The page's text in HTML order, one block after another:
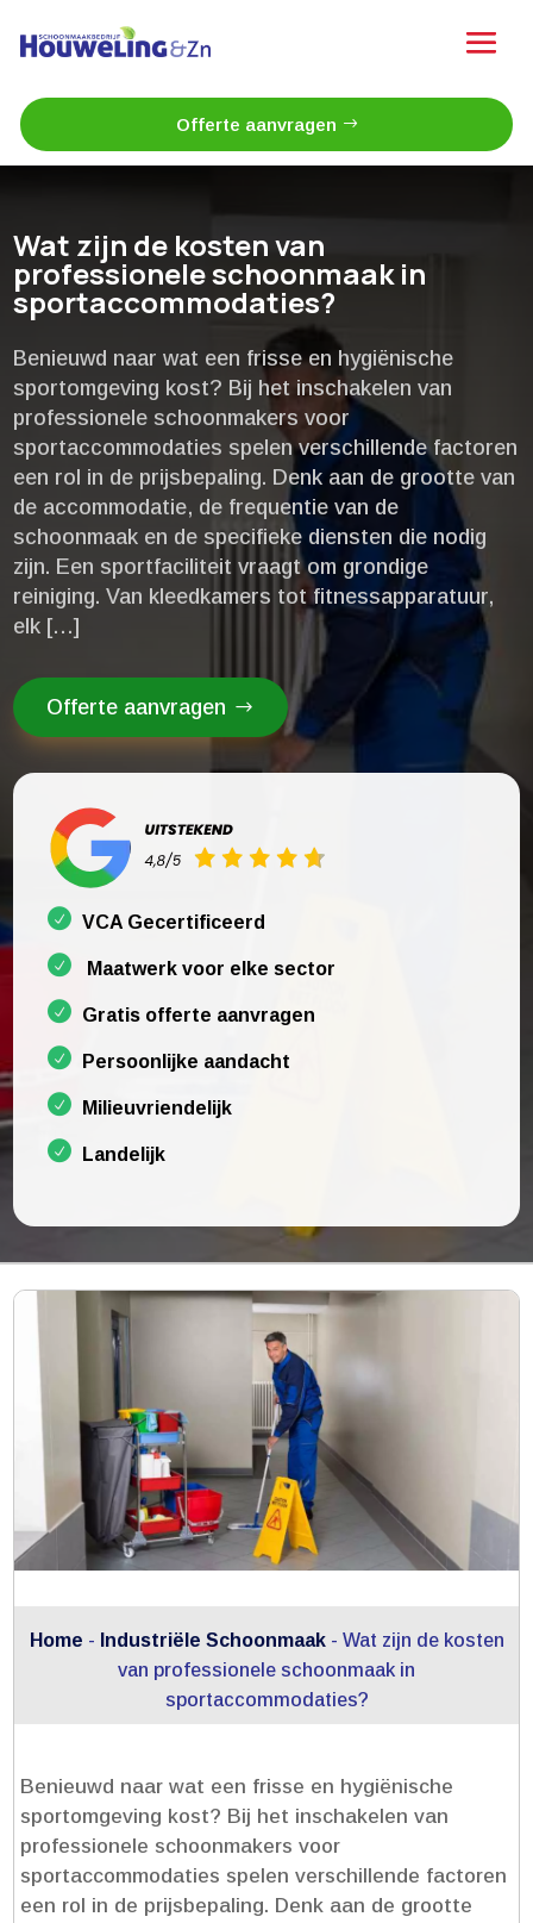
Offerte aanvragen
Wat zijn de kosten van
professionele schoonmaak in
sportaccommodaties?
Benieuwd naar wat een frisse en hygiënische
sportomgeving kost? Bij het inschakelen van
professionele schoonmakers voor
sportaccommodaties spelen verschillende factoren
een rol in de prijsbepaling.​ Denk aan de grootte van
de accommodatie, de frequentie van de
schoonmaak en de specifieke diensten die nodig
zijn.​ Een sportfaciliteit vraagt om grondige
reiniging.​ Van kleedkamers tot fitnessapparatuur,
elk […]
Offerte aanvragen
VCA Gecertificeerd
Maatwerk voor elke sector
Gratis offerte aanvragen
Persoonlijke aandacht
Milieuvriendelijk
Landelijk
Home - Industriële Schoonmaak- Wat zijn de kosten
van professionele schoonmaak in
sportaccommodaties?
Benieuwd naar wat een frisse en hygiënische
sportomgeving kost? Bij het inschakelen van
professionele schoonmakers voor
sportaccommodaties spelen verschillende factoren
een rol in de prijsbepaling.​ Denk aan de grootte